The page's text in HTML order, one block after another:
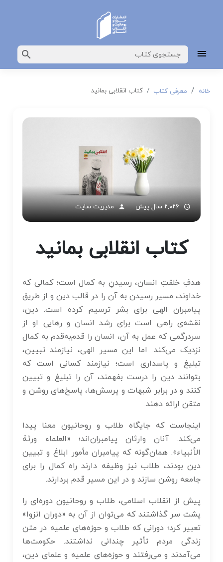
خانه معرفی کتاب کتاب انقلابی بمانید
۲,۰۲۶ سال پیش مدیریت سایت
کتاب انقلابی بمانید
هدفِ خلقتِ انسان، رسیدنِ به کمال است؛ کمالی که
خداوند، مسیر رسیدن به آن را در قالب دین و از طریق
پیامبران الهی برای بشر ترسیم کرده است. دین،
نقشه‌ی راهی است برای رشد انسان و رهایی او از
سردرگمی که عمل به آن، انسان را قدم‌به‌قدم به کمال
نزدیک می‌کند. اما این مسیر الهی، نیازمند تبیین،
تبلیغ و پاسداری است؛ نیازمند کسانی است که
بتوانند دین را درست بفهمند، آن را تبلیغ و تبیین
کنند و در برابر شبهات و پرسش‌ها، پاسخ‌های روشن و
متقن ارائه دهند.
اینجاست که جایگاه طلاب و روحانیون معنا پیدا
می‌کند. آنان وارثان پیامبران‌اند؛ «العلماء ورثة
الأنبیاء». همان‌گونه که پیامبران مأمور ابلاغ و تبیین
دین بودند، طلاب نیز وظیفه دارند راه کمال را برای
جامعه روشن سازند و در این مسیر قدم بردارند.
پیش از انقلاب اسلامی، طلاب و روحانیون دوره‌ای را
پشت سر گذاشتند که می‌توان از آن به «دوران انزوا»
تعبیر کرد؛ دورانی که طلاب و حوزه‌های علمیه در متن
زندگی مردم تأثیر چندانی نداشتند. حکومت‌ها
می‌آمدند و می‌رفتند و حوزه‌های علمیه و علمای دین،